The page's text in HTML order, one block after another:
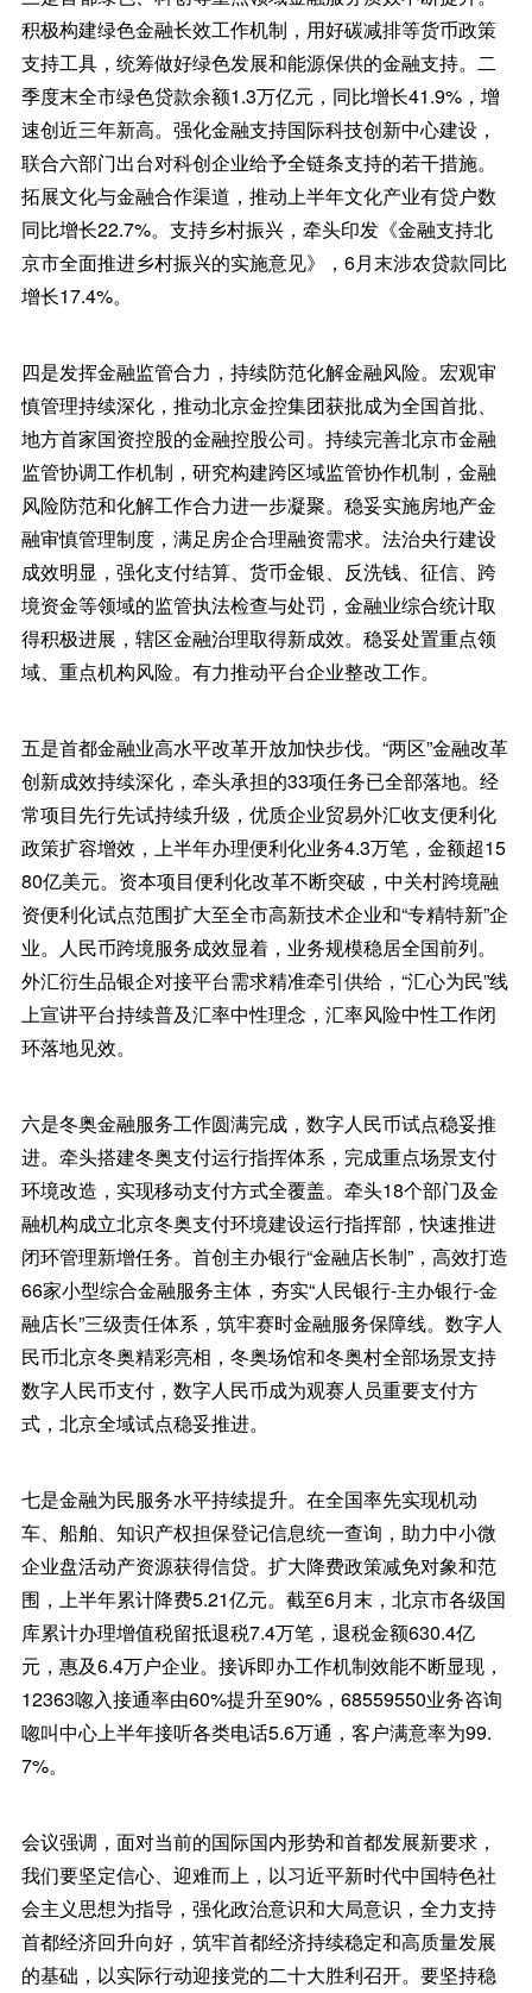
积极构建绿色金融长效工作机制，用好碳减排等货币政策
支持工具，统筹做好绿色发展和能源保供的金融支持。二
季度末全市绿色贷款余额1.3万亿元，同比增长41.9%，增
速创近三年新高。强化金融支持国际科技创新中心建设，
联合六部门出台对科创企业给予全链条支持的若干措施。
拓展文化与金融合作渠道，推动上半年文化产业有贷户数
同比增长22.7%。支持乡村振兴，牵头印发《金融支持北
京市全面推进乡村振兴的实施意见》，6月末涉农贷款同比
增长17.4%。
四是发挥金融监管合力，持续防范化解金融风险。宏观审
慎管理持续深化，推动北京金控集团获批成为全国首批、
地方首家国资控股的金融控股公司。持续完善北京市金融
监管协调工作机制，研究构建跨区域监管协作机制，金融
风险防范和化解工作合力进一步凝聚。稳妥实施房地产金
融审慎管理制度，满足房企合理融资需求。法治央行建设
成效明显，强化支付结算、货币金银、反洗钱、征信、跨
境资金等领域的监管执法检查与处罚，金融业综合统计取
得积极进展，辖区金融治理取得新成效。稳妥处置重点领
域、重点机构风险。有力推动平台企业整改工作。
五是首都金融业高水平改革开放加快步伐。“两区”金融改革
创新成效持续深化，牵头承担的33项任务已全部落地。经
常项目先行先试持续升级，优质企业贸易外汇收支便利化
政策扩容增效，上半年办理便利化业务4.3万笔，金额超15
80亿美元。资本项目便利化改革不断突破，中关村跨境融
资便利化试点范围扩大至全市高新技术企业和“专精特新”企
业。人民币跨境服务成效显着，业务规模稳居全国前列。
外汇衍生品银企对接平台需求精准牵引供给，“汇心为民”线
上宣讲平台持续普及汇率中性理念，汇率风险中性工作闭
环落地见效。
六是冬奥金融服务工作圆满完成，数字人民币试点稳妥推
进。牵头搭建冬奥支付运行指挥体系，完成重点场景支付
环境改造，实现移动支付方式全覆盖。牵头18个部门及金
融机构成立北京冬奥支付环境建设运行指挥部，快速推进
闭环管理新增任务。首创主办银行“金融店长制”，高效打造
66家小型综合金融服务主体，夯实“人民银行-主办银行-金
融店长”三级责任体系，筑牢赛时金融服务保障线。数字人
民币北京冬奥精彩亮相，冬奥场馆和冬奥村全部场景支持
数字人民币支付，数字人民币成为观赛人员重要支付方
式，北京全域试点稳妥推进。
七是金融为民服务水平持续提升。在全国率先实现机动
车、船舶、知识产权担保登记信息统一查询，助力中小微
企业盘活动产资源获得信贷。扩大降费政策减免对象和范
围，上半年累计降费5.21亿元。截至6月末，北京市各级国
库累计办理增值税留抵退税7.4万笔，退税金额630.4亿
元，惠及6.4万户企业。接诉即办工作机制效能不断显现，
12363唿入接通率由60%提升至90%，68559550业务咨询
唿叫中心上半年接听各类电话5.6万通，客户满意率为99.
7%。
会议强调，面对当前的国际国内形势和首都发展新要求，
我们要坚定信心、迎难而上，以习近平新时代中国特色社
会主义思想为指导，强化政治意识和大局意识，全力支持
首都经济回升向好，筑牢首都经济持续稳定和高质量发展
的基础，以实际行动迎接党的二十大胜利召开。要坚持稳